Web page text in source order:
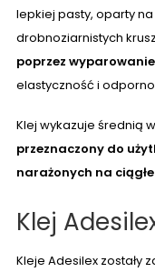
lepkiej pasty, oparty
drobnoziarnistych
poprzez
elastyczność i
Klej wykazuje średnią
przeznaczony do
narażonych na
Klej
Kleje Adesilex zostały